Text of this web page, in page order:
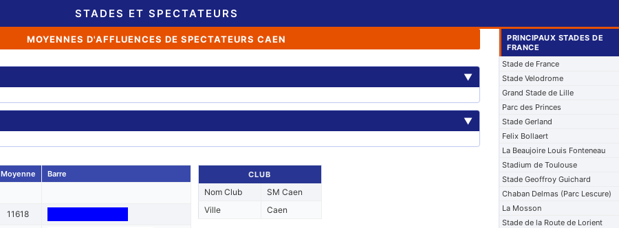
STADES ET SPECTATEURS
MOYENNES D'AFFLUENCES DE SPECTATEURS CAEN
▼
▼
Moyenne Barre
11618
CLUB
Nom Club
SM Caen
Ville
Caen
PRINCIPAUX STADES DE
FRANCE
Stade de France
Stade Velodrome
Grand Stade de Lille
Parc des Princes
Stade Gerland
Felix Bollaert
La Beaujoire Louis Fonteneau
Stadium de Toulouse
Stade Geoffroy Guichard
Chaban Delmas (Parc Lescure)
La Mosson
Stade de la Route de Lorient